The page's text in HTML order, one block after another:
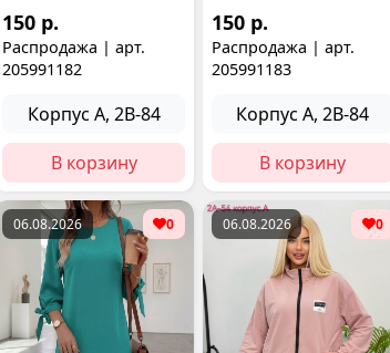
150 р.
Распродажа | арт.
205991182
Корпус А, 2В-84
В корзину
150 р.
Распродажа | арт.
205991183
Корпус А, 2В-84
В корзину
06.08.2026 0 06.08.2026 0